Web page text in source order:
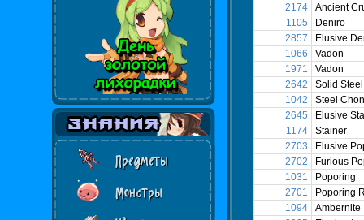
Предметы
Монстры
2174
Ancient
1105
Deniro
2857
Elusive
1066
Vadon
1971
Vadon
2642
Solid
1042
Steel
2645
Elusive
1174
Stainer
2703
Elusive
2702
Furious
1031
Poporing
2701
Poporing
1094
Ambernite